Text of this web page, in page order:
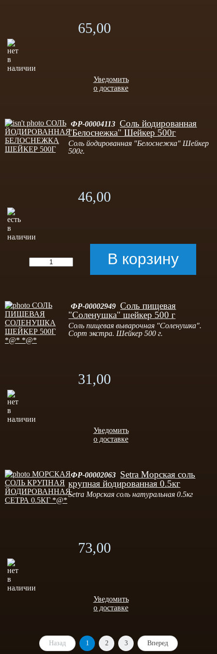
65,00
Уведомить
о доставке
ФР-00004113 Соль йодированная
"Белоснежка" Шейкер 500г
Соль йодированная "Белоснежка" Шейкер
500г.
46,00
ФР-00002949 Соль пищевая
"Соленушка" шейкер 500 г
Соль пищевая выварочная "Соленушка".
Сорт экстра. Шейкер 500 г.
31,00
Уведомить
о доставке
ФР-00002063 Setra Морская соль
крупная йодированная 0.5кг
Setra Морская соль натуральная 0.5кг
73,00
Уведомить
о доставке
Назад 1 2 3 Вперед